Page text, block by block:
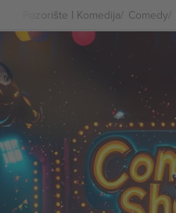
Pozorište I Komedija Comedy